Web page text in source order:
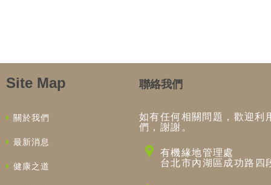
Site Map
關於我們
最新消息
健康之道
聯絡我們
如有任何相關問題，歡迎利
們，謝謝。
有機緣地管理處
台北市內湖區成功路四